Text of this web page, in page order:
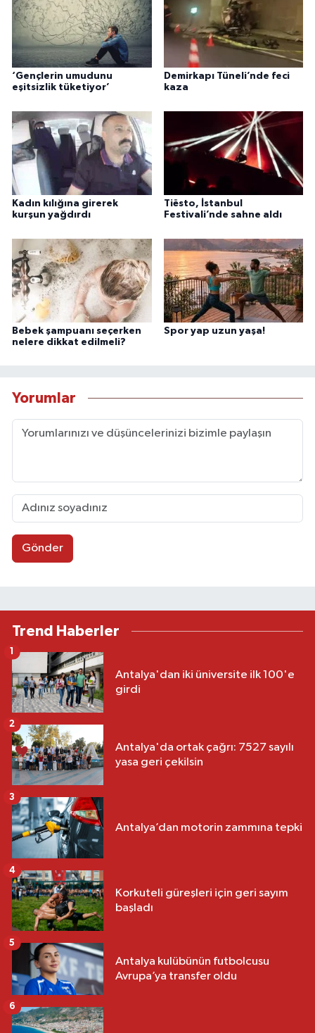
‘Gençlerin umudunu
eşitsizlik tüketiyor’
Demirkapı Tüneli’nde feci
kaza
Kadın kılığına girerek
kurşun yağdırdı
Tiësto, İstanbul
Festivali’nde sahne aldı
Bebek şampuanı seçerken
nelere dikkat edilmeli?
Spor yap uzun yaşa!
Yorumlar
Gönder
Trend Haberler
Antalya'dan iki üniversite ilk 100'e
girdi
1
Antalya'da ortak çağrı: 7527 sayılı
yasa geri çekilsin
2
Antalya’dan motorin zammına tepki
3
Korkuteli güreşleri için geri sayım
başladı
4
Antalya kulübünün futbolcusu
Avrupa’ya transfer oldu
5
6